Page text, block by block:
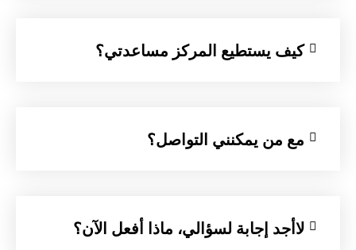
كيف يستطيع المركز مساعدتي؟
مع من يمكنني التواصل؟
لاأجد إجابة لسؤالي، ماذا أفعل الآن؟